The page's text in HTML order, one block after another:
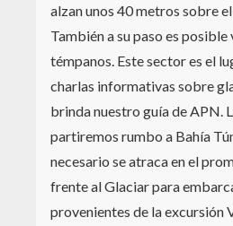
alzan unos 40 metros sobre
También a su paso es posible
témpanos. Este sector es el
charlas informativas sobre
brinda nuestro guía de APN.
partiremos rumbo a Bahía
necesario se atraca en el
frente al Glaciar para
provenientes de la excursión